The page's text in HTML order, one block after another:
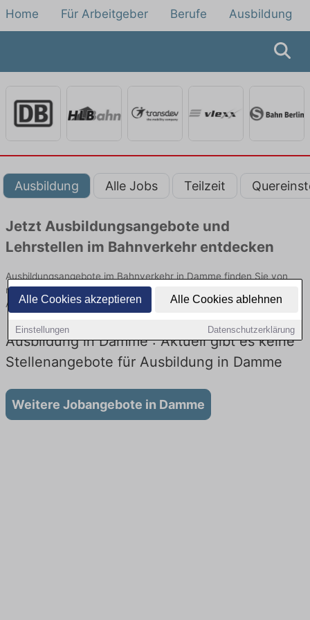
Alle Cookies akzeptieren Alle Cookies ablehnen
Einstellungen Datenschutzerklärung
Home Für Arbeitgeber Berufe Ausbildung
Ausbildung Alle Jobs Teilzeit
Jetzt Ausbildungsangebote und
Lehrstellen im Bahnverkehr entdecken
Ausbildungsangebote im Bahnverkehr in Damme finden Sie von
namhaften Firmen. Entdecken Sie freie Optionen von Top-
Arbeitgebern und bewerben Sie sich noch heute.
Ausbildung in Damme : Aktuell gibt es keine
Stellenangebote für Ausbildung in Damme
Weitere Jobangebote in Damme